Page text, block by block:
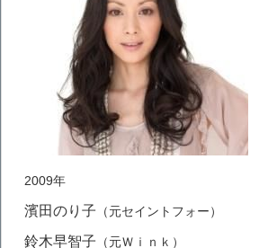
2009年
濱田のり子 （元セイントフォー）
鈴木早智子 （元Ｗｉｎｋ）